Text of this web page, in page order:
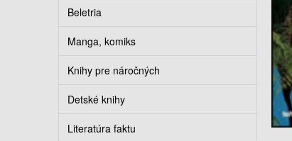
Beletria
Manga, komiks
Knihy pre náročných
Detské knihy
Literatúra faktu